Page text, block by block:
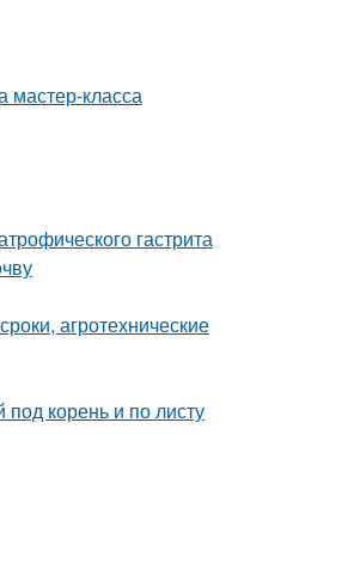
мастер-класса
гастрита
агротехнические
корень и по листу